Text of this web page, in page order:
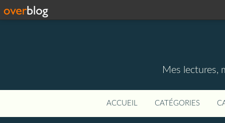
Mes lectures,
ACCUEIL CATÉGORIES